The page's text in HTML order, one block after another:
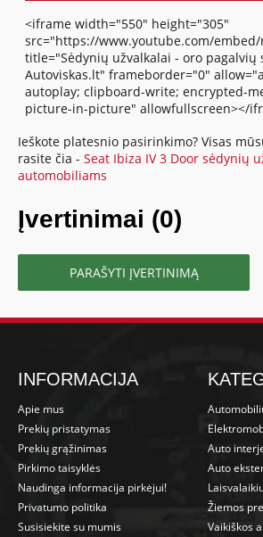
<iframe width="550" height="305"
src="https://www.youtube.com/embed/
title="Sėdynių užvalkalai - oro pagalvių
Autoviskas.lt" frameborder="0"
autoplay; clipboard-write; encrypted-
picture-in-picture" allowfullscreen></
Ieškote platesnio pasirinkimo? Visas
rasite čia -Seat Ibiza IV 3 Door sėdynių
automobiliams
Įvertinimai (0)
PARAŠYTI ĮVERTINIMĄ
INFORMACIJA
Apie mus
Prekių pristatymas
Prekių grąžinimas
Pirkimo taisyklės
Naudinga informacija pirkėjui!
Privatumo politika
Susisiekite su mumis
Auto
Auto
Žiemos
Vaikiškos